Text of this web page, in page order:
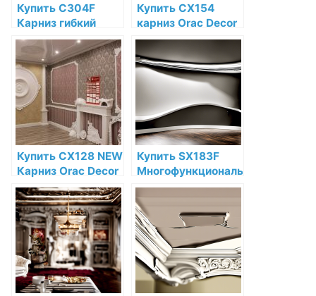
Купить C304F
Карниз гибкий
Orac Decor
Полиуретан Orac
Decor по низкой
цене в интернет-
магазине
Купить CX154
карниз Orac Decor
Дюрополимер по
низкой цене в
интернет-
магазине
Купить CX128 NEW
Карниз Orac Decor
Дюрополимер по
низкой цене в
интернет-
магазине
Купить SX183F
Многофункциональный
профиль гибкий
Orac Decor
Дюрополимер
Orac Decor по
низкой цене в
интернет-
магазине